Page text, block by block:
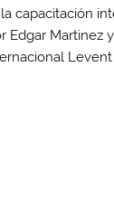
capacitación
Edgar Martinez
Levent